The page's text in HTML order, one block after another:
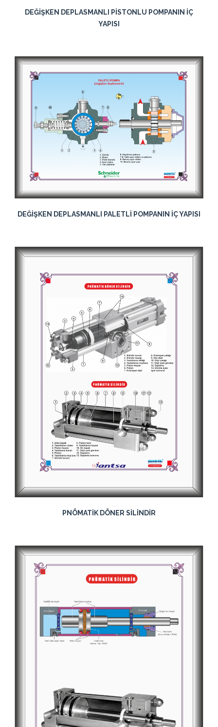
DEĞİŞKEN DEPLASMANLI PİSTONLU POMPANIN İÇ
YAPISI
DEĞİŞKEN DEPLASMANLI PALETLİ POMPANIN İÇ YAPISI
PNÖMATİK DÖNER SİLİNDİR